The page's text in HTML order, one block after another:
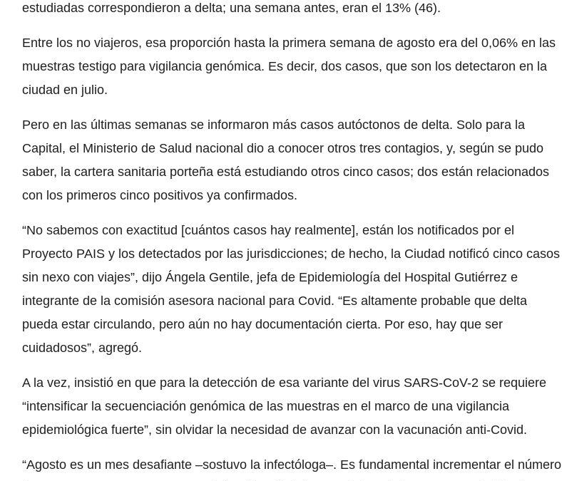
estudiadas correspondieron a delta; una semana antes, eran el 13% (46).
Entre los no viajeros, esa proporción hasta la primera semana de agosto era del 0,06% en las
muestras testigo para vigilancia genómica. Es decir, dos casos, que son los detectaron en la
ciudad en julio.
Pero en las últimas semanas se informaron más casos autóctonos de delta. Solo para la
Capital, el Ministerio de Salud nacional dio a conocer otros tres contagios, y, según se pudo
saber, la cartera sanitaria porteña está estudiando otros cinco casos; dos están relacionados
con los primeros cinco positivos ya confirmados.
“No sabemos con exactitud [cuántos casos hay realmente], están los notificados por el
Proyecto PAIS y los detectados por las jurisdicciones; de hecho, la Ciudad notificó cinco casos
sin nexo con viajes”, dijo Ángela Gentile, jefa de Epidemiología del Hospital Gutiérrez e
integrante de la comisión asesora nacional para Covid. “Es altamente probable que delta
pueda estar circulando, pero aún no hay documentación cierta. Por eso, hay que ser
cuidadosos”, agregó.
A la vez, insistió en que para la detección de esa variante del virus SARS-CoV-2 se requiere
“intensificar la secuenciación genómica de las muestras en el marco de una vigilancia
epidemiológica fuerte”, sin olvidar la necesidad de avanzar con la vacunación anti-Covid.
“Agosto es un mes desafiante –sostuvo la infectóloga–. Es fundamental incrementar el número